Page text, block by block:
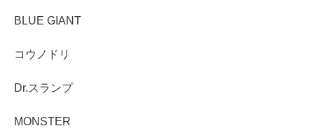
BLUE GIANT
コウノドリ
Dr.スランプ
MONSTER